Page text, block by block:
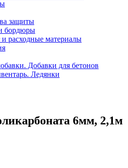
защиты
бордюры
расходные материалы
Добавки для бетонов
Ледянки
6мм, 2,1м